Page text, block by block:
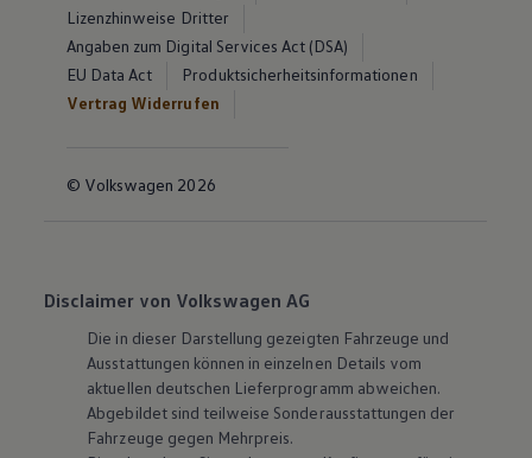
Lizenzhinweise Dritter
Angaben zum Digital Services Act (DSA)
EU Data Act
Produktsicherheitsinformationen
Vertrag Widerrufen
© Volkswagen 2026
Disclaimer von Volkswagen AG
Die in dieser Darstellung gezeigten Fahrzeuge und
Ausstattungen können in einzelnen Details vom
aktuellen deutschen Lieferprogramm abweichen.
Abgebildet sind teilweise Sonderausstattungen der
Fahrzeuge gegen Mehrpreis.